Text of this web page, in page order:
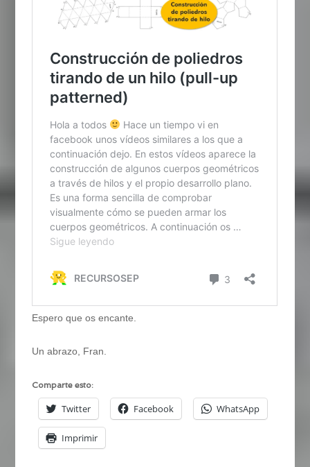
Espero que os encante.
Un abrazo, Fran.
Comparte esto:
Twitter Facebook WhatsApp
Imprimir